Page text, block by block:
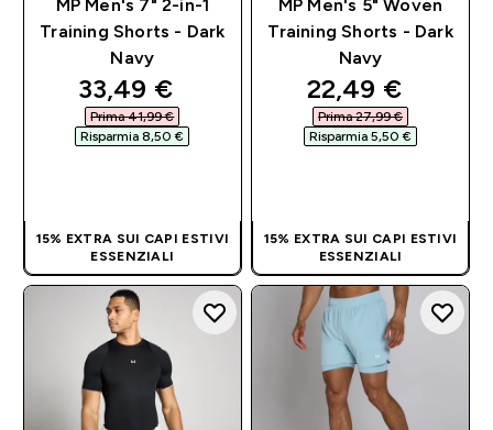
MP Men's 7" 2-in-1
Training Shorts - Dark
Navy
discounted price
33,49 €‎
Prima 41,99 €‎
Risparmia 8,50 €‎
15% EXTRA SUI CAPI ESTIVI
ESSENZIALI
MP Men's 5" Woven
Training Shorts - Dark
Navy
discounted
22,49 €‎
Prima 27,99 €‎
Risparmia 5,50 €‎
15% EXTRA SUI CAPI ESTIVI
ESSENZIALI